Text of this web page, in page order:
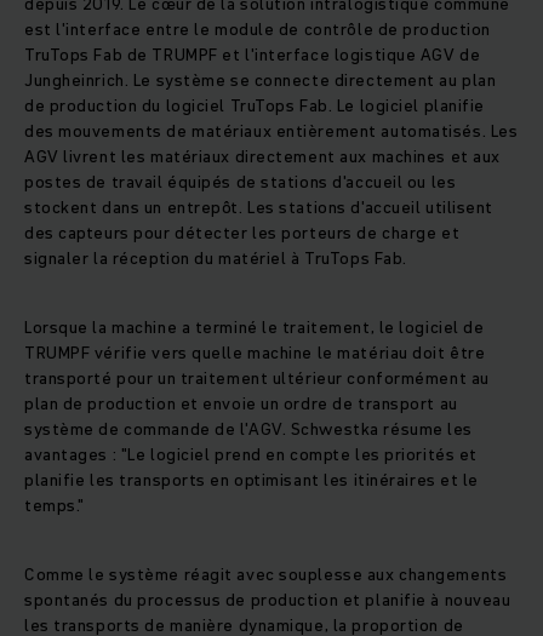
est l'interface entre le module de contrôle de production
TruTops Fab de TRUMPF et l'interface logistique AGV de
Jungheinrich. Le système se connecte directement au plan
de production du logiciel TruTops Fab. Le logiciel planifie
des mouvements de matériaux entièrement automatisés. Les
AGV livrent les matériaux directement aux machines et aux
postes de travail équipés de stations d'accueil ou les
stockent dans un entrepôt. Les stations d'accueil utilisent
des capteurs pour détecter les porteurs de charge et
signaler la réception du matériel à TruTops Fab.
Lorsque la machine a terminé le traitement, le logiciel de
TRUMPF vérifie vers quelle machine le matériau doit être
transporté pour un traitement ultérieur conformément au
plan de production et envoie un ordre de transport au
système de commande de l'AGV. Schwestka résume les
avantages : "Le logiciel prend en compte les priorités et
planifie les transports en optimisant les itinéraires et le
temps."
Comme le système réagit avec souplesse aux changements
spontanés du processus de production et planifie à nouveau
les transports de manière dynamique, la proportion de